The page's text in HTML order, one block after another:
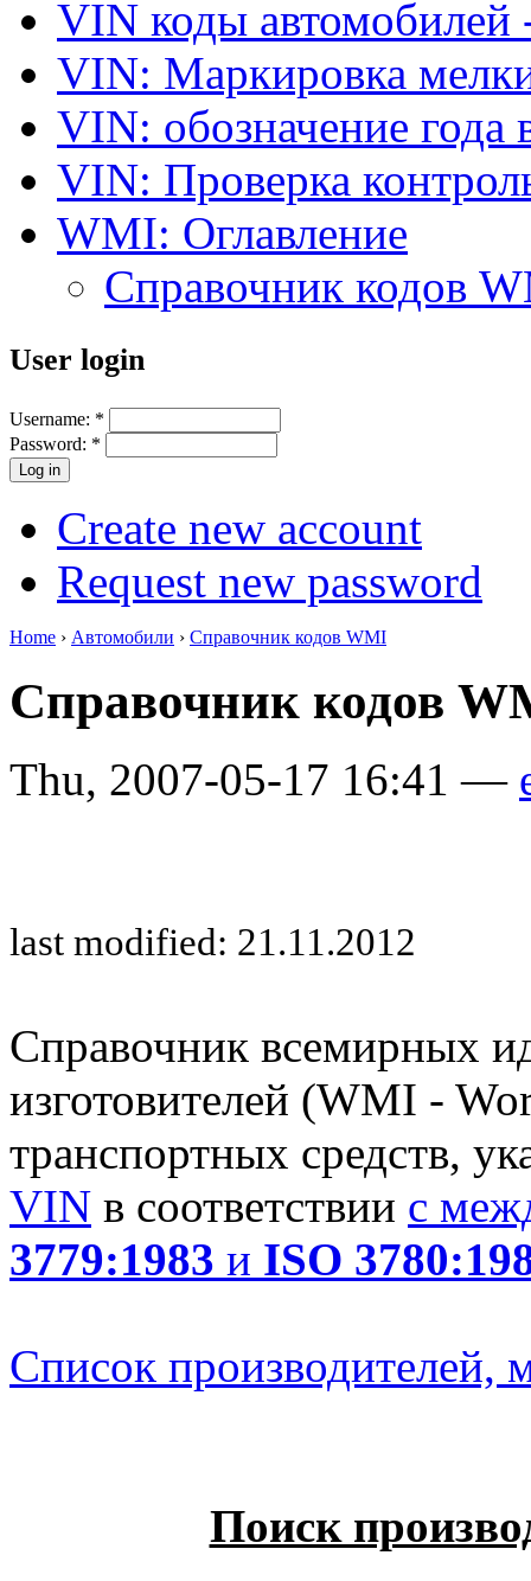
VIN коды автомобилей
VIN: Маркировка
VIN: обозначение года
VIN: Проверка
WMI: Оглавление
Справочник кодов
User login
Username: *
Password: *
Create new account
Request new password
Home › Автомобили › Справочник кодов WMI
Справочник кодов
Thu, 2007-05-17 16:41 —
last modified: 21.11.2012
Справочник всемирных
изготовителей (WMI -
транспортных средств,
VIN в соответствии с
3779:1983 и ISO
Список производителей,
Поиск